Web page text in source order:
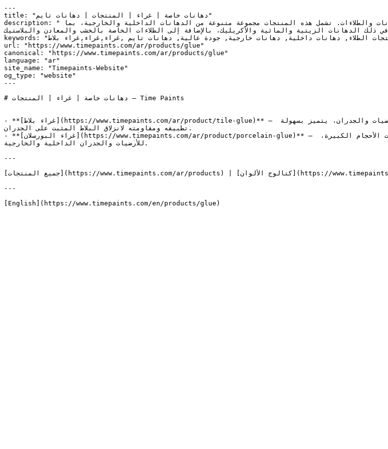
---
title: "دهانات خاصة | غراء | المنتجات | دهانات تايم"
description: "مجموعة واسعة من المنتجات عالية الجودة التي تقدمها الشركة في مجال الدهانات والطلاءات. تشمل هذه المنتجات مجموعة متنوعة من الدهانات الداخلية والخارجية، بما
في ذلك الدهانات الزيتية والمائية والأكريليك، بالإضافة إلى الطلاءات الخاصة بالخشب والمعادن والبلاستيك."
keywords: "منتجات الدهانات, منتجات الطلاء, دهانات داخلية, دهانات خارجية, جودة عالية, دهانات تايم ,غراء,غراء,غراء بلاط, Tile Glue, غراء البورسلان, Porcelain Glue"
url: "https://www.timepaints.com/ar/products/glue"
canonical: "https://www.timepaints.com/ar/products/glue"
language: "ar"
site_name: "Timepaints-Website"
og_type: "website"
---
# دهانات خاصة | غراء | المنتجات — Time Paints
- **[غراء بلاط](https://www.timepaints.com/ar/product/tile-glue)** — غراء للبلاط شديد الالتصاق و عالي الثبات، يستخدم لتثبيت البلاط على الأرضيات والجدران، يتميز بسهولة
تطبيقه ومقاومته لانزلاق البلاط المثبت على الجدران.
- **[غراء البورسلان](https://www.timepaints.com/ar/product/porcelain-glue)** — غراء البورسلان الأقوى، عالي الأداء يستخدم لتثبيت جميع أنواع البلاط خاصة ذات الأحجام الكبيرة،
للأرضيات والجدران الداخلية والخارجية.
---
---
[English](https://www.timepaints.com/en/products/glue)